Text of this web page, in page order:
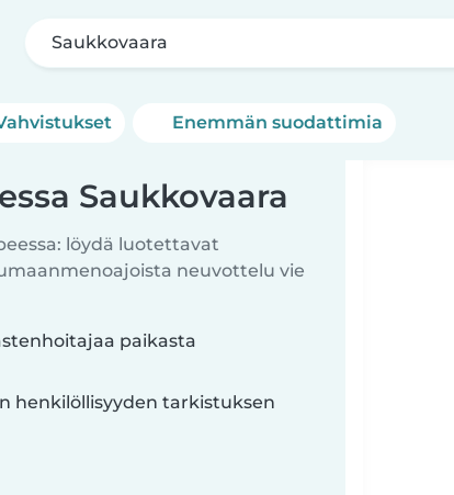
Saukkovaara
Enemmän suodattimia
Saukkovaara
löydä luotettavat
neuvottelu vie
paikasta
henkilöllisyyden tarkistuksen